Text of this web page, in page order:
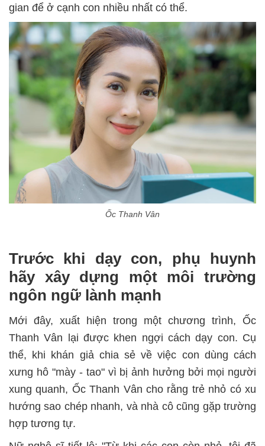
gian để ở cạnh con nhiều nhất có thể.
Ốc Thanh Vân
Trước khi dạy con, phụ huynh
hãy xây dựng một môi trường
ngôn ngữ lành mạnh
Mới đây, xuất hiện trong một chương trình, Ốc
Thanh Vân lại được khen ngợi cách dạy con. Cụ
thể, khi khán giả chia sẻ về việc con dùng cách
xưng hô "mày - tao" vì bị ảnh hưởng bởi mọi người
xung quanh, Ốc Thanh Vân cho rằng trẻ nhỏ có xu
hướng sao chép nhanh, và nhà cô cũng gặp trường
hợp tương tự.